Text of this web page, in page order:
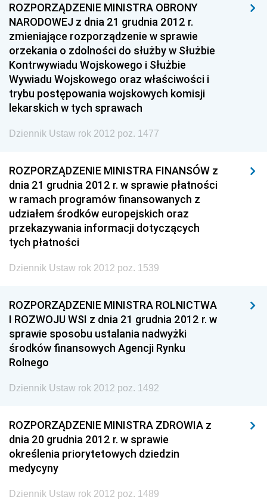
ROZPORZĄDZENIE MINISTRA OBRONY
NARODOWEJ z dnia 21 grudnia 2012 r.
zmieniające rozporządzenie w sprawie
orzekania o zdolności do służby w Służbie
Kontrwywiadu Wojskowego i Służbie
Wywiadu Wojskowego oraz właściwości i
trybu postępowania wojskowych komisji
lekarskich w tych sprawach
Dziennik Ustaw rok 2012 poz. 1477
ROZPORZĄDZENIE MINISTRA FINANSÓW z
dnia 21 grudnia 2012 r. w sprawie płatności
w ramach programów finansowanych z
udziałem środków europejskich oraz
przekazywania informacji dotyczących
tych płatności
Dziennik Ustaw rok 2012 poz. 1539
ROZPORZĄDZENIE MINISTRA ROLNICTWA
I ROZWOJU WSI z dnia 21 grudnia 2012 r. w
sprawie sposobu ustalania nadwyżki
środków finansowych Agencji Rynku
Rolnego
Dziennik Ustaw rok 2012 poz. 1492
ROZPORZĄDZENIE MINISTRA ZDROWIA z
dnia 20 grudnia 2012 r. w sprawie
określenia priorytetowych dziedzin
medycyny
Dziennik Ustaw rok 2012 poz. 1489